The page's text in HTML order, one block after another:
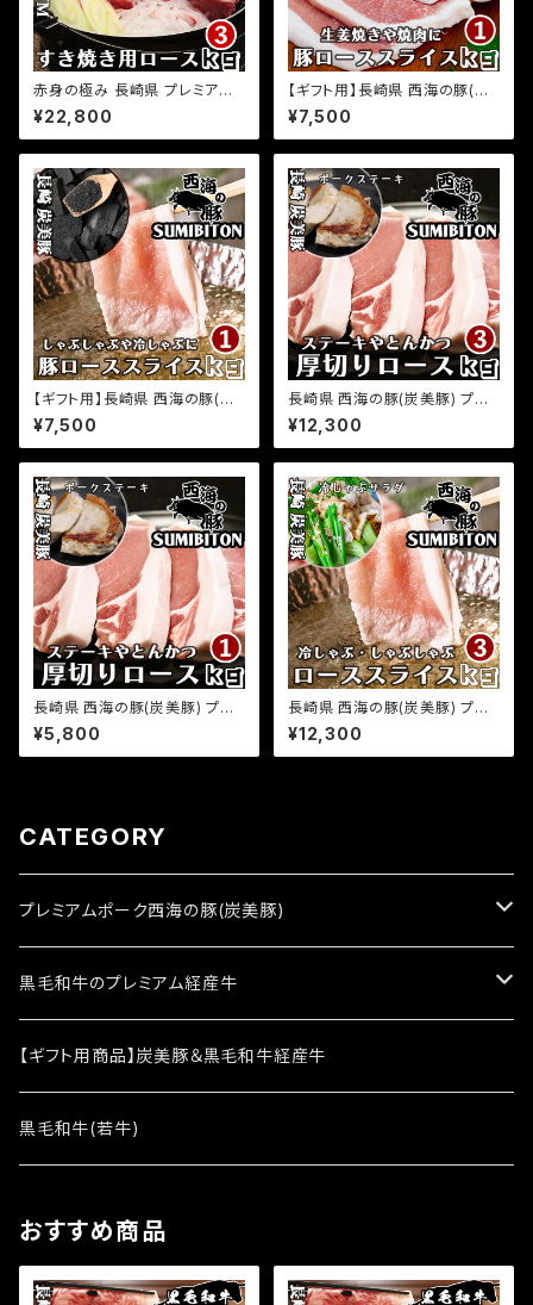
赤身の極み 長崎県 プレミアム
経産牛 黒毛和牛 すき焼き 炙り
すき焼き 用ロース 3kg(500g×
6パック) 小分け 国産 牛肉 お取
¥22,800
【ギフト用】長崎県 西海の豚(炭
美豚) プレミアムポーク 生姜焼
き用ロース肉 1kg(500g×2パッ
ク) 国産豚 ブランド豚 銘柄豚
焼き 豚ロース お取り寄せグルメ
ふるさとの味
¥7,500
【ギフト用】長崎県 西海の豚(炭
美豚) プレミアムポーク しゃぶし
ゃぶ用ロース肉 1kg(500g×2
パック) 国産豚 ブランド豚 銘柄
ぶ 焼きしゃぶ 豚ロース お取り
寄せグルメ ふるさとの味
¥7,500
長崎県 西海の豚(炭美豚) プレ
ミアムポーク とんかつ ステーキ
用ロース肉 3kg(500g×6パッ
ク) 国産豚 ブランド豚 銘柄豚
ステーキ 豚ロース お取り寄せ
グルメ ふるさとの味
¥12,300
長崎県 西海の豚(炭美豚) プレ
ミアムポーク とんかつ ステーキ
用ロース肉 1kg(500g×2パッ
ク) 国産豚 ブランド豚 銘柄豚
¥5,800
長崎県 西海の豚(炭美豚) プレ
ミアムポーク しゃぶしゃぶ用ロ
ース肉 3kg(500g×6パック) 国
産豚 ブランド豚 銘柄豚 豚肉 小
¥12,300
CATEGORY
プレミアムポーク西海の豚(炭美豚)
西海の豚(炭美豚)1kg
西海の豚(炭美豚)3kg
黒毛和牛のプレミアム経産牛
レミアム経産牛1kg
レミアム経産牛3kg
【ギフト用商品】炭美豚＆黒毛和牛経産牛
黒毛和牛(若牛)
おすすめ商品